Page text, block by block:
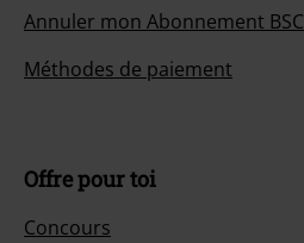
Annuler mon Abonnement BSC
Méthodes de paiement
Offre pour toi
Concours